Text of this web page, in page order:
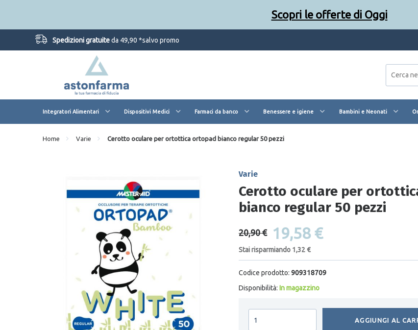
Spedizioni gratuiteda 49,90 *salvo promo
Integratori Alimentari Dispositivi Medici Farmaci da banco Benessere e igiene Bambini e Neonati
Home Varie Cerotto oculare per ortottica ortopad bianco regular 50 pezzi
Varie
Cerotto oculare per
bianco regular 50 pezzi
20,90 € 19,58 €
Stai risparmiando 1,32 €
Codice prodotto: 909318709
Disponibilità: In magazzino
AGGIUNGI AL
Scopri le offerte di Oggi